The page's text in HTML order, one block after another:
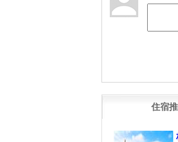
住宿